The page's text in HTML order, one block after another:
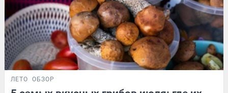
ЛЕТО ОБЗОР